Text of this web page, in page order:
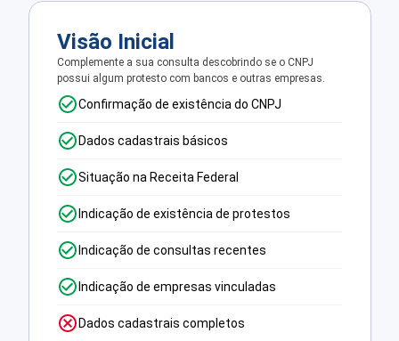
Visão Inicial
Complemente a sua consulta descobrindo se o CNPJ
possui algum protesto com bancos e outras empresas.
Confirmação de existência do CNPJ
Dados cadastrais básicos
Situação na Receita Federal
Indicação de existência de protestos
Indicação de consultas recentes
Indicação de empresas vinculadas
Dados cadastrais completos